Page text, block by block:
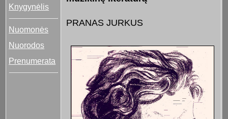
Knygynėlis
Nuomonės
Nuorodos
Prenumerata
PRANAS JURKUS